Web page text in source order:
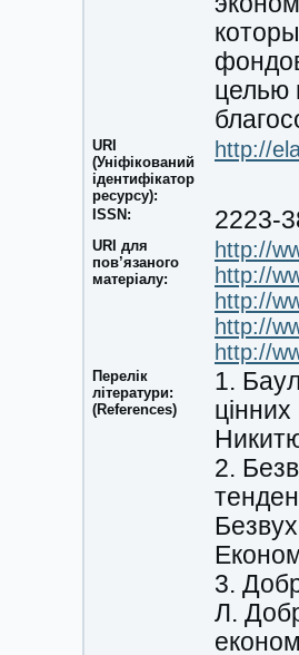
целью
URI
(Уніфікований
ідентифікатор
ресурсу):
http://
ISSN: 2223-
URI для
пов’язаного
матеріалу:
http://
http://
http://
http://
http://
Перелік
літератури:
(References)
1.
2.
3.
Л.